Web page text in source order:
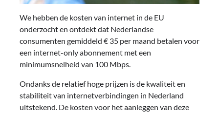
We hebben de kosten van internet in de EU
onderzocht en ontdekt dat Nederlandse
consumenten gemiddeld € 35 per maand betalen voor
een internet-only abonnement met een
minimumsnelheid van 100 Mbps.
Ondanks de relatief hoge prijzen is de kwaliteit en
stabiliteit van internetverbindingen in Nederland
uitstekend. De kosten voor het aanleggen van deze